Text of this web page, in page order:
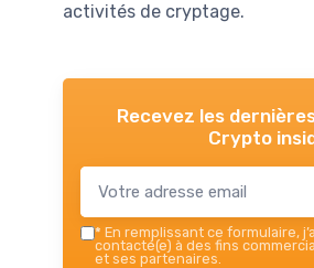
activités de cryptage.
Recevez les
Crypto
* En remplissant ce formulaire,
contacté(e) à des fins
et ses partenaires.